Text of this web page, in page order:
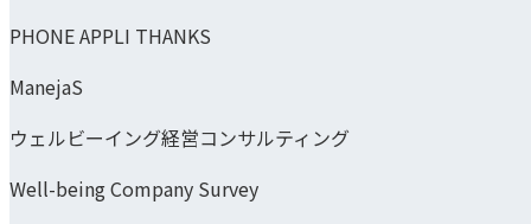
PHONE APPLI THANKS
ManejaS
ウェルビーイング経営コンサルティング
Well-being Company Survey